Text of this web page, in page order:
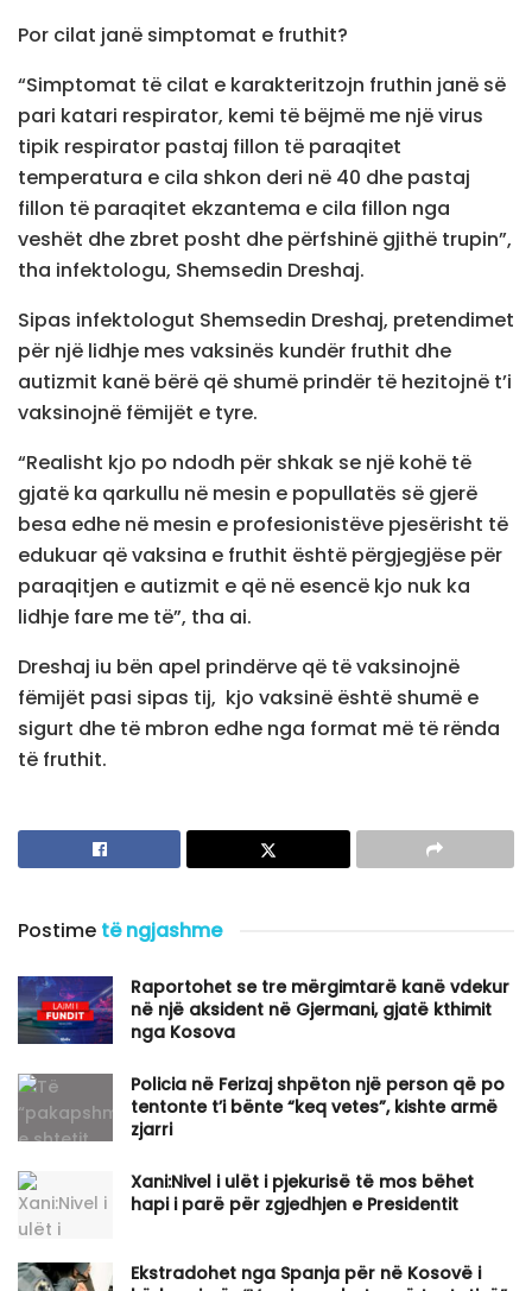
Por cilat janë simptomat e fruthit?
“Simptomat të cilat e karakteritzojn fruthin janë së
pari katari respirator, kemi të bëjmë me një virus
tipik respirator pastaj fillon të paraqitet
temperatura e cila shkon deri në 40 dhe pastaj
fillon të paraqitet ekzantema e cila fillon nga
veshët dhe zbret posht dhe përfshinë gjithë trupin”,
tha infektologu, Shemsedin Dreshaj.
Sipas infektologut Shemsedin Dreshaj, pretendimet
për një lidhje mes vaksinës kundër fruthit dhe
autizmit kanë bërë që shumë prindër të hezitojnë t’i
vaksinojnë fëmijët e tyre.
“Realisht kjo po ndodh për shkak se një kohë të
gjatë ka qarkullu në mesin e popullatës së gjerë
besa edhe në mesin e profesionistëve pjesërisht të
edukuar që vaksina e fruthit është përgjegjëse për
paraqitjen e autizmit e që në esencë kjo nuk ka
lidhje fare me të”, tha ai.
Dreshaj iu bën apel prindërve që të vaksinojnë
fëmijët pasi sipas tij, kjo vaksinë është shumë e
sigurt dhe të mbron edhe nga format më të rënda
të fruthit.
Postime të ngjashme
Raportohet se tre mërgimtarë kanë vdekur
në një aksident në Gjermani, gjatë kthimit
nga Kosova
Policia në Ferizaj shpëton një person që po
tentonte t’i bënte “keq vetes”, kishte armë
zjarri
Xani:Nivel i ulët i pjekurisë të mos bëhet
hapi i parë për zgjedhjen e Presidentit
Ekstradohet nga Spanja për në Kosovë i